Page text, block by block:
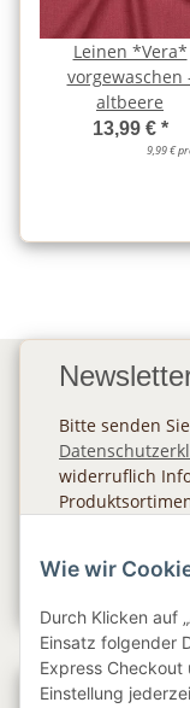
Leinen *Vera*
vorgewaschen
altbeere
13,99 € *
9,99 €
Bitte senden
widerruflich
Gesetzliche
Wie wir
Durch Klicken auf
Einsatz folgender
Express Checkout
Einstellung